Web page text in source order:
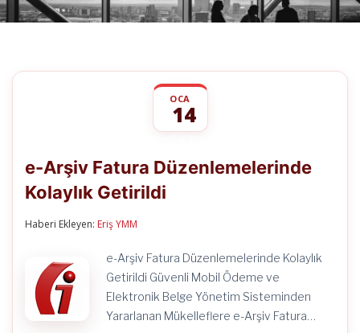
OCA
14
Fatura
Düzenlemelerinde
Kolaylık
e-Arşiv Fatura Düzenlemelerinde
Kolaylık Getirildi
Haberi Ekleyen: Eriş YMM
e-Arşiv Fatura Düzenlemelerinde Kolaylık
Getirildi Güvenli Mobil Ödeme ve
Elektronik Belge Yönetim Sisteminden
Yararlanan Mükelleflere e-Arşiv Fatura…